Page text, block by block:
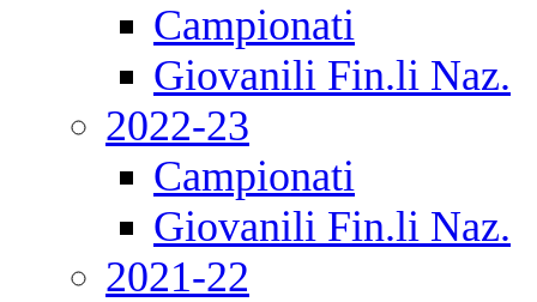
Campionati
Giovanili Fin.li Naz.
2022-23
Campionati
Giovanili Fin.li Naz.
2021-22